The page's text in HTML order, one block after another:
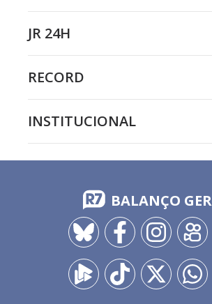
JR 24H
RECORD
INSTITUCIONAL
BALANÇO